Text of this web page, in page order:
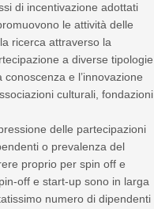
di incentivazione adottati
le attività delle
ricerca attraverso la
a diverse tipologie
e l’innovazione
culturali, fondazioni
delle partecipazioni
o prevalenza del
proprio per spin off e
off e start-up sono in larga
numero di dipendenti